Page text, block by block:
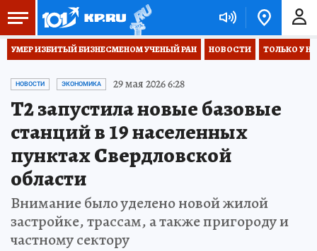
УМЕР ИЗБИТЫЙ БИЗНЕСМЕНОМ УЧЕНЫЙ РАН НОВОСТИ ТОЛЬКО У
НОВОСТИ ЭКОНОМИКА 29 мая 2026 6:28
Т2 запустила новые базовые
станций в 19 населенных
пунктах Свердловской
области
Внимание было уделено новой жилой
застройке, трассам, а также пригороду и
частному сектору